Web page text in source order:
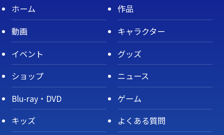
ホーム
作品
動画
キャラクター
イベント
グッズ
ショップ
ニュース
Blu-ray・DVD
ゲーム
キッズ
よくある質問